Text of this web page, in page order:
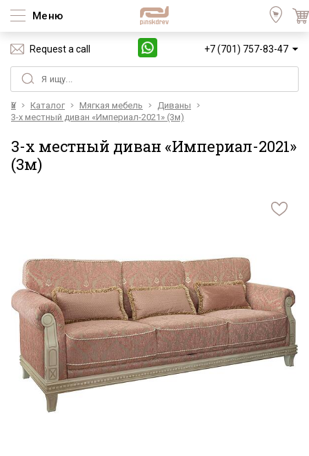
Меню
Request a call +7 (701) 757-83-47
Үй Каталог Мягкая мебель
Диваны
3-х местный диван «Империал-2021» (3м)
3-х местный диван «Империал-2021»
(3м)